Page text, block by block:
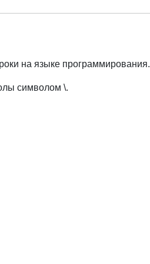
на языке программирования.
символом \.